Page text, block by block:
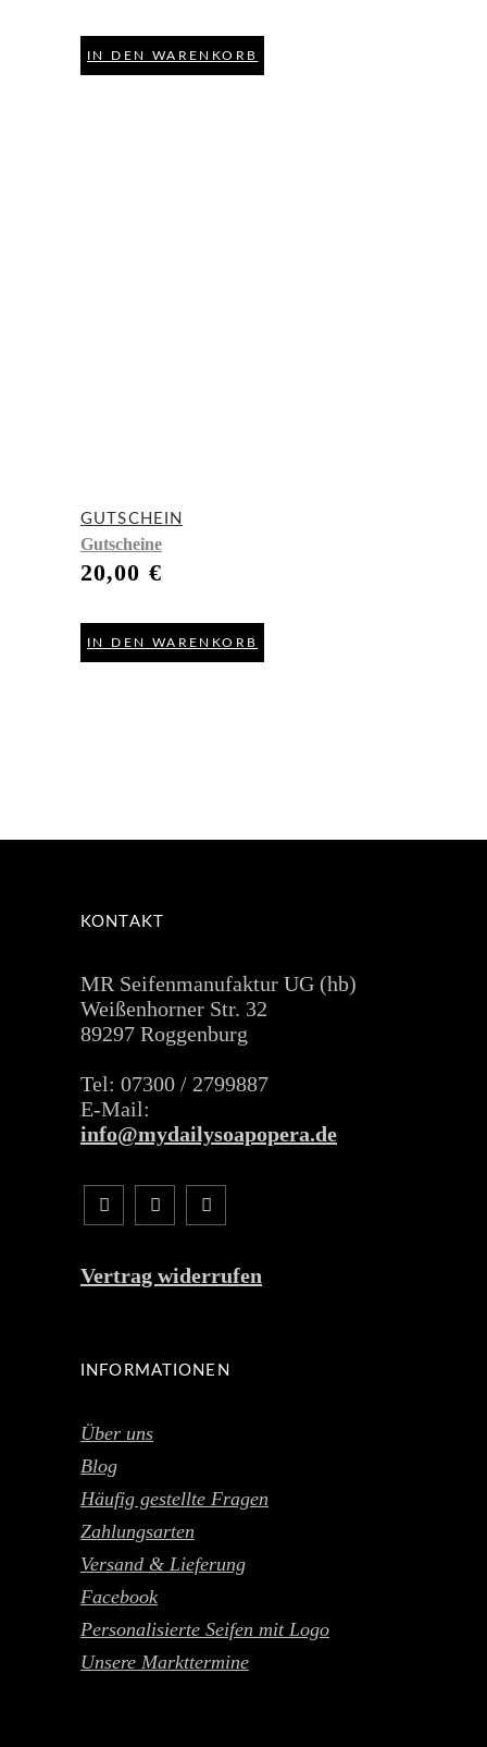
IN DEN WARENKORB
GUTSCHEIN
Gutscheine
20,00 €
IN DEN WARENKORB
KONTAKT
MR Seifenmanufaktur UG (hb)
Weißenhorner Str. 32
89297 Roggenburg
Tel: 07300 / 2799887
E-Mail:
info@mydailysoapopera.de
Vertrag widerrufen
INFORMATIONEN
Über uns
Blog
Häufig gestellte Fragen
Zahlungsarten
Versand & Lieferung
Facebook
Personalisierte Seifen mit Logo
Unsere Markttermine